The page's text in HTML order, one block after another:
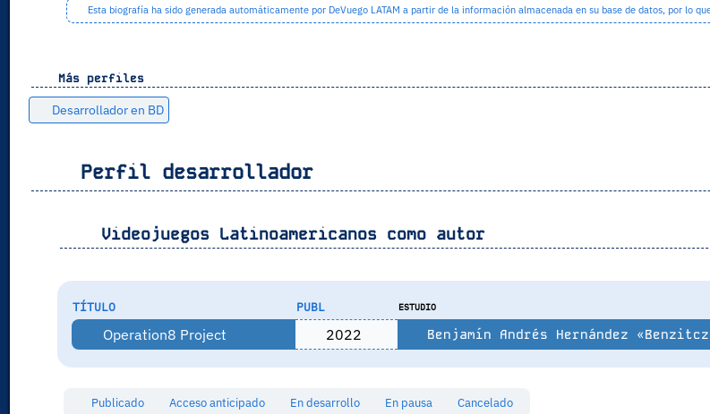
Esta biografía ha sido generada automáticamente por DeVuego LATAM a partir de la información almacenada en su base de datos, por lo
Más perfiles
Desarrollador en BD
Perfil desarrollador
Videojuegos Latinoamericanos como autor
TÍTULO PUBL ESTUDIO
Operation8 Project 2022 Benjamín Andrés Hernández
Publicado Acceso anticipado En desarrollo En pausa Cancelado